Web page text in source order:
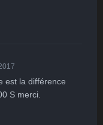
est la différence
S merci.